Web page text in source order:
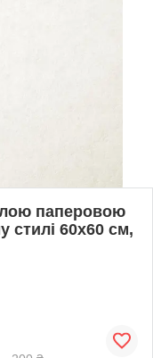
паперовою
стилі 60x60 см,